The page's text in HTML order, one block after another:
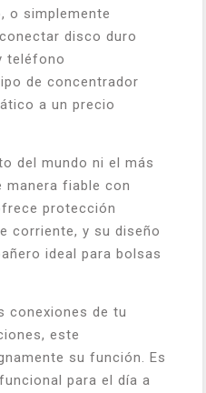
o simplemente
disco duro
teléfono
de concentrador
a un precio
del mundo ni el más
manera fiable con
protección
corriente, y su diseño
ideal para bolsas
conexiones de tu
este
su función. Es
para el día a